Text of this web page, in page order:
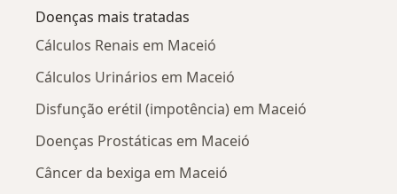
Doenças mais tratadas
Cálculos Renais em Maceió
Cálculos Urinários em Maceió
Disfunção erétil (impotência) em Maceió
Doenças Prostáticas em Maceió
Câncer da bexiga em Maceió